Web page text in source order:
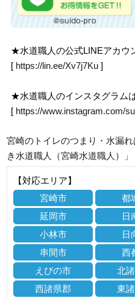
★水道職人の公式LINEアカウ
[ https://lin.ee/Xv7j7Ku ]
★水道職人のインスタグラム
[ https://www.instagram.com/
宮崎のトイレのつまり・水漏
き水道職人（宮崎水道職人）」
【対応エリア】
宮崎市
都
延岡市
日
小林市
日
串間市
西
えびの市
北
西諸県郡
東